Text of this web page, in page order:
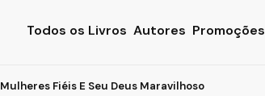
Todos os Livros Autores Promoções
Mulheres Fiéis E Seu Deus Maravilhoso